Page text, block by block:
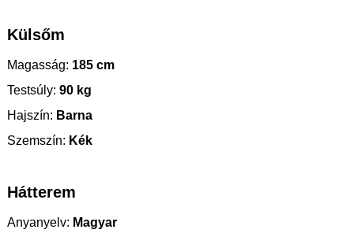
Külsőm
Magasság: 185 cm
Testsúly: 90 kg
Hajszín: Barna
Szemszín: Kék
Hátterem
Anyanyelv: Magyar